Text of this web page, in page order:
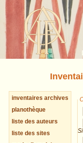
inventaires archives
planothèque
liste des auteurs
liste des sites